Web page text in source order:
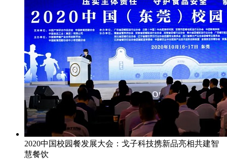
2020中国校园餐发展大会：戈子科技携新品亮相共建智
慧餐饮